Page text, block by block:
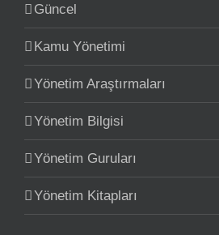
Güncel
Kamu Yönetimi
Yönetim Araştırmaları
Yönetim Bilgisi
Yönetim Guruları
Yönetim Kitapları